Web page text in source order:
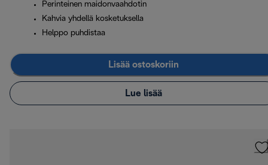
Perinteinen maidonvaahdotin
Kahvia yhdellä kosketuksella
Helppo puhdistaa
Lisää ostoskoriin
Lue lisää